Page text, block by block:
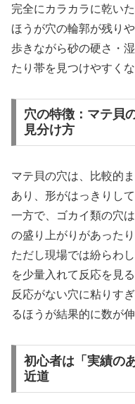
完全にカラカラに乾い
ほうが穴の輪郭が残り
歩きながら砂の硬さ・
たり帯を見つけやすくな
穴の特徴：マテ貝
見分け方
マテ貝の穴は、比較的
あり、形がはっきりし
一方で、ゴカイ類の穴
の盛り上がりがあったり
ただし現場では紛らわ
を少量入れて反応を見
反応がない穴に粘りす
るほうが結果的に数が伸
初心者は「実績の
近道